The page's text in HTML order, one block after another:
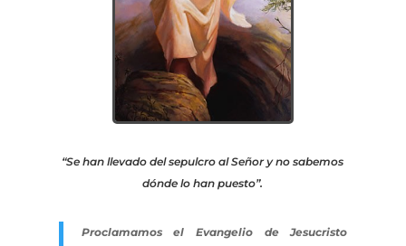
“Se han llevado del sepulcro al Señor y no sabemos
dónde lo han puesto”.
Proclamamos el Evangelio de Jesucristo